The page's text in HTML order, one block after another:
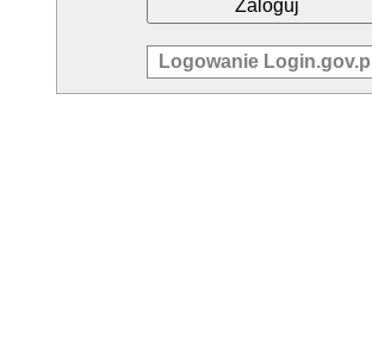
Logowanie Login.gov.pl